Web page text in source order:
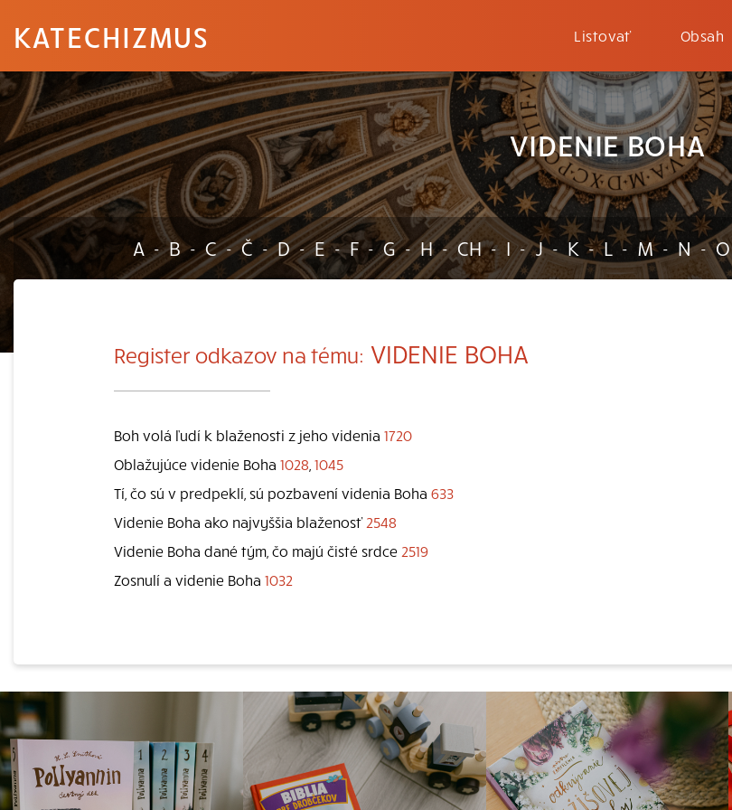
KATECHIZMUS Listovať Obsah
VIDENIE BOHA
A - B - C - Č - D - E - F - G - H - CH - I - J - K - L - M - N - O
Register odkazov na tému: VIDENIE BOHA
Boh volá ľudí k blaženosti z jeho videnia 1720
Oblažujúce videnie Boha 1028 1045
Tí, čo sú v predpeklí, sú pozbavení videnia Boha 633
Videnie Boha ako najvyššia blaženosť 2548
Videnie Boha dané tým, čo majú čisté srdce 2519
Zosnulí a videnie Boha 1032